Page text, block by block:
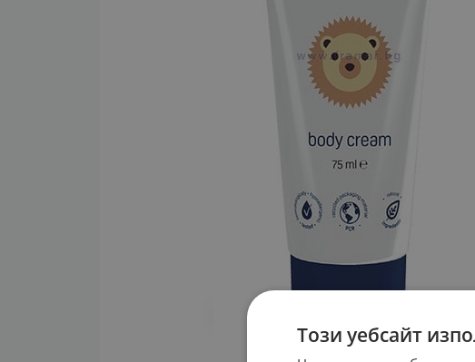
Този уебсайт